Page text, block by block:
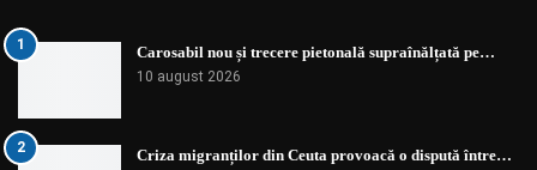
1 Carosabil nou și trecere pietonală supraînălțată pe…
10 august 2026
2 Criza migranților din Ceuta provoacă o dispută între…